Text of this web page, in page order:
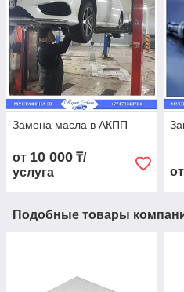
Замена масла в АКПП
от 10 000 ₸/
услуга
от
Подобные товары